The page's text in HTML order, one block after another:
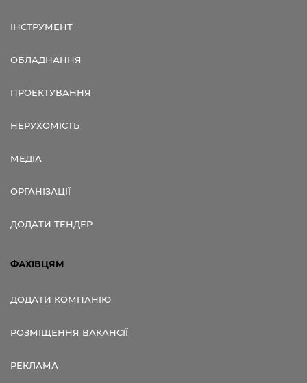
ІНСТРУМЕНТ
ОБЛАДНАННЯ
ПРОЕКТУВАННЯ
НЕРУХОМІСТЬ
МЕДІА
ОРГАНІЗАЦІЇ
ДОДАТИ ТЕНДЕР
ФАХІВЦЯМ
ДОДАТИ КОМПАНІЮ
РОЗМІЩЕННЯ ВАКАНСІЇ
РЕКЛАМА